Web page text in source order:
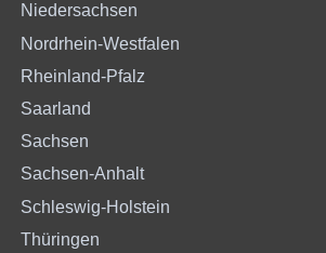
Niedersachsen
Nordrhein-Westfalen
Rheinland-Pfalz
Saarland
Sachsen
Sachsen-Anhalt
Schleswig-Holstein
Thüringen